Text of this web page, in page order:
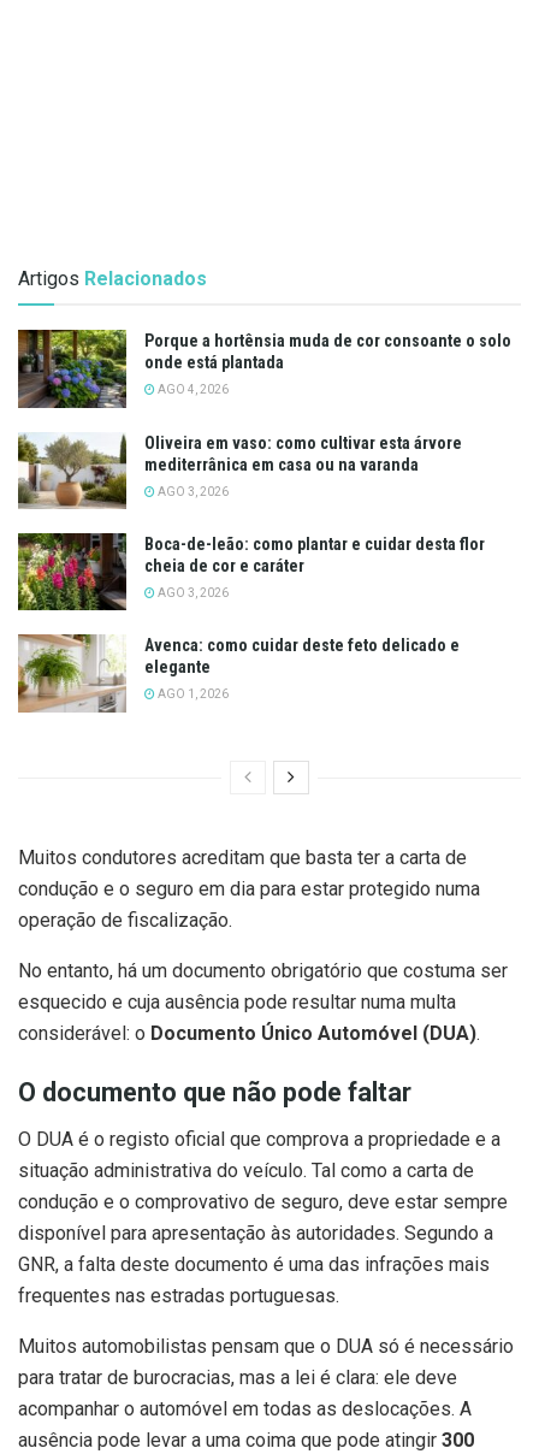
Artigos Relacionados
Porque a hortênsia muda de cor consoante o solo
onde está plantada
AGO 4, 2026
Oliveira em vaso: como cultivar esta árvore
mediterrânica em casa ou na varanda
AGO 3, 2026
Boca-de-leão: como plantar e cuidar desta flor
cheia de cor e caráter
AGO 3, 2026
Avenca: como cuidar deste feto delicado e
elegante
AGO 1, 2026
Muitos condutores acreditam que basta ter a carta de
condução e o seguro em dia para estar protegido numa
operação de fiscalização.
No entanto, há um documento obrigatório que costuma ser
esquecido e cuja ausência pode resultar numa multa
considerável: o Documento Único Automóvel (DUA).
O documento que não pode faltar
O DUA é o registo oficial que comprova a propriedade e a
situação administrativa do veículo. Tal como a carta de
condução e o comprovativo de seguro, deve estar sempre
disponível para apresentação às autoridades. Segundo a
GNR, a falta deste documento é uma das infrações mais
frequentes nas estradas portuguesas.
Muitos automobilistas pensam que o DUA só é necessário
para tratar de burocracias, mas a lei é clara: ele deve
acompanhar o automóvel em todas as deslocações. A
ausência pode levar a uma coima que pode atingir 300